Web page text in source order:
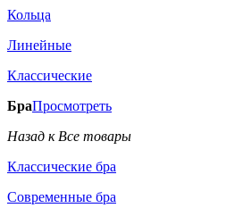
Кольца
Линейные
Классические
БраПросмотреть
Назад к Все товары
Классические бра
Современные бра